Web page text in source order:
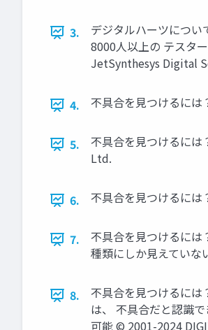
3.
デジタルハーツについ
8000人以上の テスタ
JetSynthesys Digital
4. 不具合を見つけるには
5.
不具合を見つけるには
Ltd.
6. 不具合を見つけるに
7.
不具合を見つけるに
種類にしか見えていな
8.
不具合を見つけるに
は、 不具合だと認識
可能 © 2001-2024